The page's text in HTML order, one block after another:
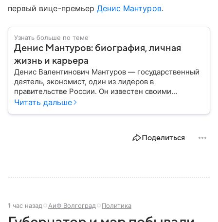
первый вице-премьер Денис Мантуров.
Узнать больше по теме
Денис Мантуров: биография, личная
жизнь и карьера
Денис Валентинович Мантуров — государственный
деятель, экономист, один из лидеров в
правительстве России. Он известен своими
амбициозными реформами, активным участием в
отрасли экономики России. Рассмотрим основные
Читать дальше
Поделиться
1 час назад АиФ Волгоград Политика